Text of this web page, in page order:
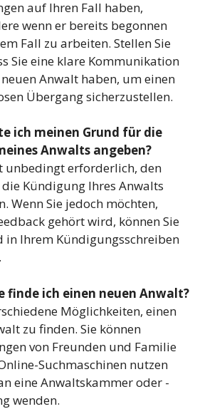
auf Ihren Fall haben,
wenn er bereits begonnen
Fall zu arbeiten. Stellen Sie
Sie eine klare Kommunikation
Anwalt haben, um einen
Übergang sicherzustellen.
ich meinen Grund für die
Anwalts angeben?
unbedingt erforderlich, den
Kündigung Ihres Anwalts
Wenn Sie jedoch möchten,
gehört wird, können Sie
in Ihrem Kündigungsschreiben
finde ich einen neuen Anwalt?
Möglichkeiten, einen
zu finden. Sie können
von Freunden und Familie
Suchmaschinen nutzen
eine Anwaltskammer oder -
wenden.